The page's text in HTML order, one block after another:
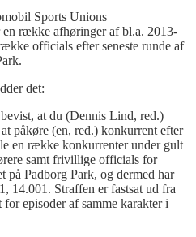
Sports Unions
en række afhøringer af bl.a. 2013-
officials efter seneste runde af
det:
at du (Dennis Lind, red.)
påkøre (en, red.) konkurrent efter
en række konkurrenter under gult
samt frivillige officials for
på Padborg Park, og dermed har
14.001. Straffen er fastsat ud fra
episoder af samme karakter i